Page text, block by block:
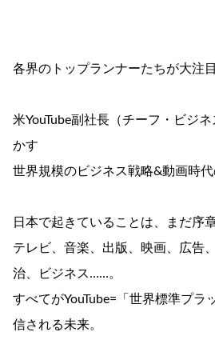
各界のトップランナーたちが大注
米YouTube副社長（チーフ・ビジ
かす
世界規模のビジネス戦略&動画時代
日本で起きていることは、まだ序
テレビ、音楽、出版、映画、広告
治、ビジネス……。
すべてがYouTube=「世界標準プラ
信される未来。